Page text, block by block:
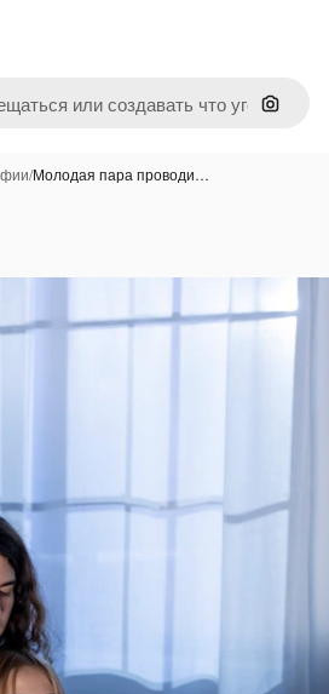
Поиск
/Молодая пара проводи…